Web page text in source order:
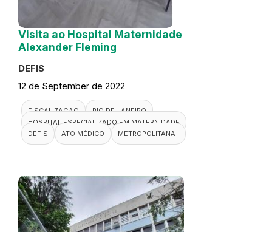
Visita ao Hospital Maternidade
Alexander Fleming
DEFIS
12 de September de 2022
FISCALIZAÇÃO
RIO DE JANEIRO
HOSPITAL ESPECIALIZADO EM MATERNIDADE
DEFIS
ATO MÉDICO METROPOLITANA I